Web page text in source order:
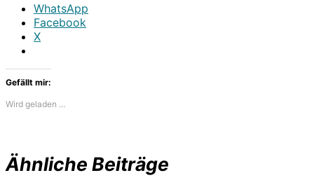
WhatsApp
Facebook
X
Gefällt mir:
Wird geladen …
Ähnliche Beiträge